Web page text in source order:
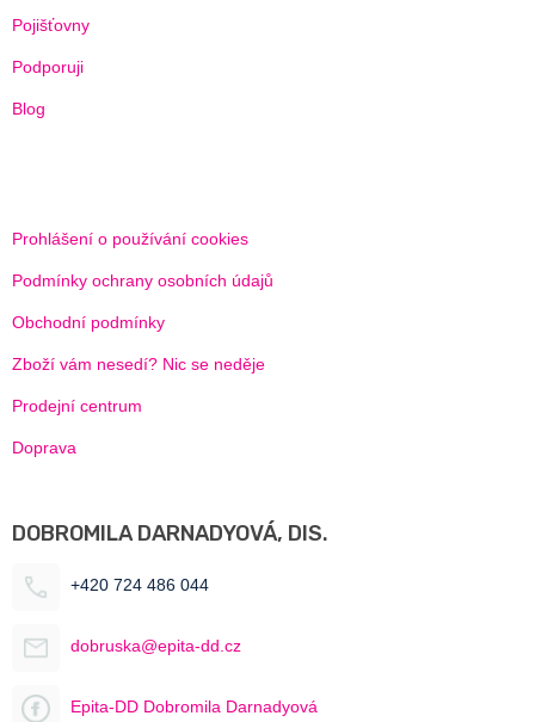
Pojišťovny
Podporuji
Blog
Prohlášení o používání cookies
Podmínky ochrany osobních údajů
Obchodní podmínky
Zboží vám nesedí? Nic se neděje
Prodejní centrum
Doprava
DOBROMILA DARNADYOVÁ, DIS.
+420 724 486 044
dobruska@epita-dd.cz
Epita-DD Dobromila Darnadyová